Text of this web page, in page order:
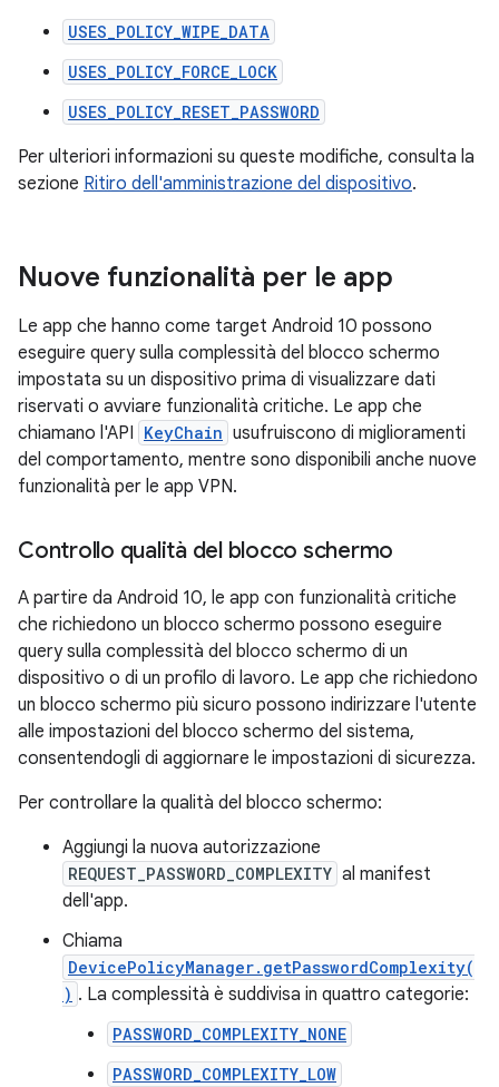
USES_POLICY_WIPE_DATA
USES_POLICY_FORCE_LOCK
USES_POLICY_RESET_PASSWORD
Per ulteriori informazioni su queste modifiche, consulta la
sezione Ritiro dell'amministrazione del dispositivo.
Nuove funzionalità per le app
Le app che hanno come target Android 10 possono
eseguire query sulla complessità del blocco schermo
impostata su un dispositivo prima di visualizzare dati
riservati o avviare funzionalità critiche. Le app che
chiamano l'API KeyChain usufruiscono di miglioramenti
del comportamento, mentre sono disponibili anche nuove
funzionalità per le app VPN.
Controllo qualità del blocco schermo
A partire da Android 10, le app con funzionalità critiche
che richiedono un blocco schermo possono eseguire
query sulla complessità del blocco schermo di un
dispositivo o di un profilo di lavoro. Le app che richiedono
un blocco schermo più sicuro possono indirizzare l'utente
alle impostazioni del blocco schermo del sistema,
consentendogli di aggiornare le impostazioni di sicurezza.
Per controllare la qualità del blocco schermo:
Aggiungi la nuova autorizzazione
REQUEST_PASSWORD_COMPLEXITY al manifest
dell'app.
Chiama
DevicePolicyManager.getPasswordComplexity(
) . La complessità è suddivisa in quattro categorie:
PASSWORD_COMPLEXITY_NONE
PASSWORD_COMPLEXITY_LOW